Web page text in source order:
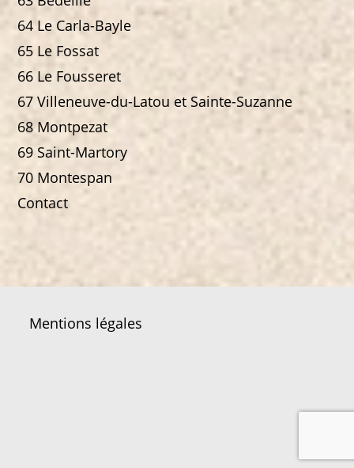
64 Le Carla-Bayle
65 Le Fossat
66 Le Fousseret
67 Villeneuve-du-Latou et Sainte-Suzanne
68 Montpezat
69 Saint-Martory
70 Montespan
Contact
Mentions légales